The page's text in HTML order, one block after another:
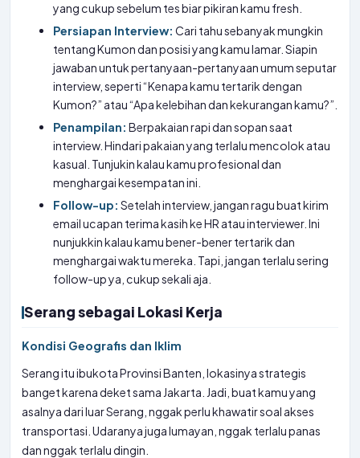
yang cukup sebelum tes biar pikiran kamu fresh.
Persiapan Interview: Cari tahu sebanyak mungkin
tentang Kumon dan posisi yang kamu lamar. Siapin
jawaban untuk pertanyaan-pertanyaan umum seputar
interview, seperti “Kenapa kamu tertarik dengan
Kumon?” atau “Apa kelebihan dan kekurangan kamu?”.
Penampilan: Berpakaian rapi dan sopan saat
interview. Hindari pakaian yang terlalu mencolok atau
kasual. Tunjukin kalau kamu profesional dan
menghargai kesempatan ini.
Follow-up: Setelah interview, jangan ragu buat kirim
email ucapan terima kasih ke HR atau interviewer. Ini
nunjukkin kalau kamu bener-bener tertarik dan
menghargai waktu mereka. Tapi, jangan terlalu sering
follow-up ya, cukup sekali aja.
Serang sebagai Lokasi Kerja
Kondisi Geografis dan Iklim
Serang itu ibukota Provinsi Banten, lokasinya strategis
banget karena deket sama Jakarta. Jadi, buat kamu yang
asalnya dari luar Serang, nggak perlu khawatir soal akses
transportasi. Udaranya juga lumayan, nggak terlalu panas
dan nggak terlalu dingin.